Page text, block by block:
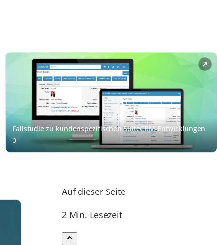
Auf dieser Seite
2 Min. Lesezeit